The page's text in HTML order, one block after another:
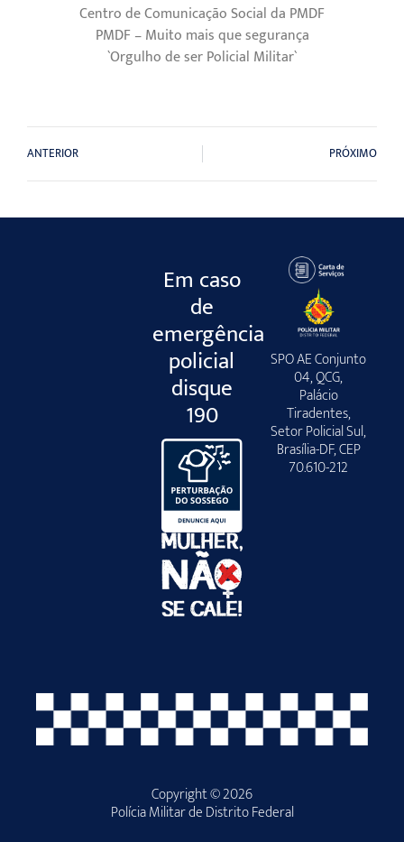
Centro de Comunicação Social da PMDF
PMDF – Muito mais que segurança
`Orgulho de ser Policial Militar`
ANTERIOR PRÓXIMO
Em caso
de
emergência
policial
disque
190
SPO AE Conjunto
04, QCG,
Palácio
Tiradentes,
Setor Policial Sul,
Brasília-DF, CEP
70.610-212
Copyright © 2026
Polícia Militar de Distrito Federal